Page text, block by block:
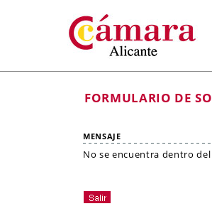
FORMULARIO DE
MENSAJE
No se encuentra dentro